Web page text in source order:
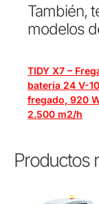
También,
modelos
TIDY X7 –
batería 24 V-
fregado, 920
2.500 m2/h
Productos